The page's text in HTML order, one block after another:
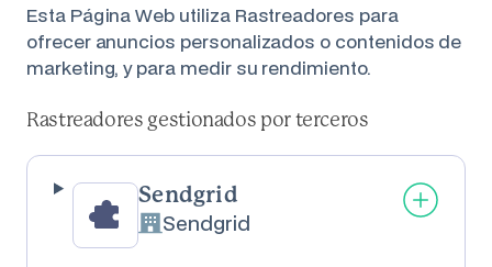
Esta Página Web utiliza Rastreadores para
ofrecer anuncios personalizados o contenidos de
marketing, y para medir su rendimiento.
Rastreadores gestionados por terceros
Sendgrid
Empresa:
Sendgrid